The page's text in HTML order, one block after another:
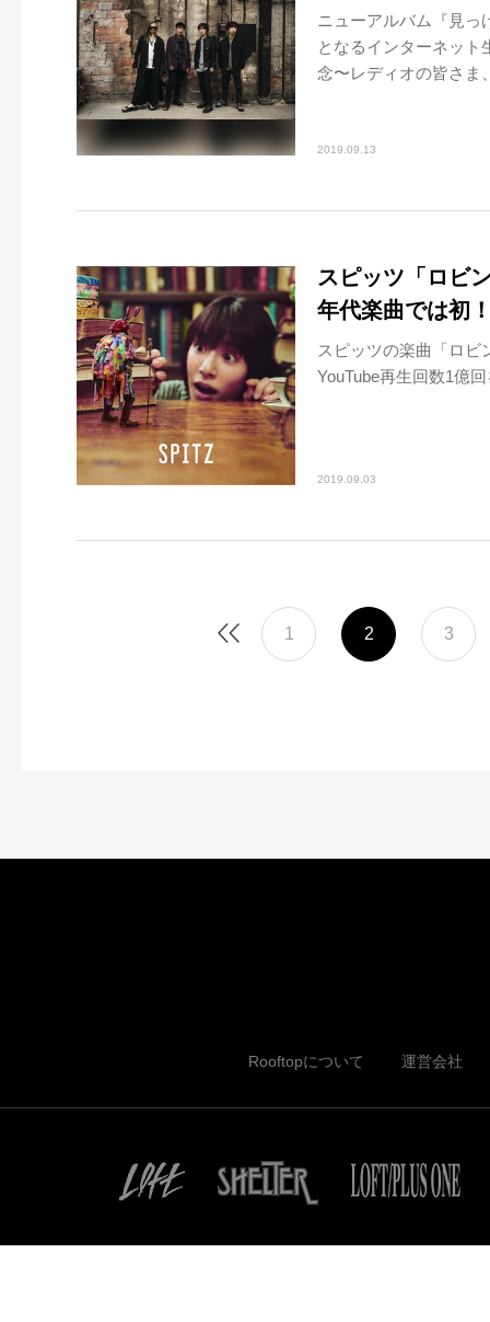
ニューアルバム『見っ
となるインターネット
念〜レディオの皆さま
2019.09.13
スピッツ「ロビ
年代楽曲では初
スピッツの楽曲「ロビ
YouTube再生回数1億
2019.09.03
1 2 3
Rooftopについて 運営会社